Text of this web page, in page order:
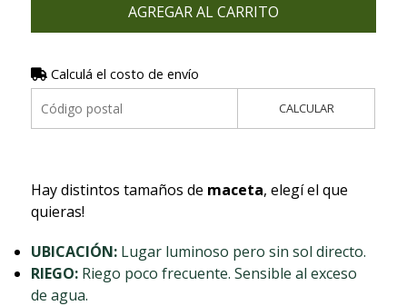
AGREGAR AL CARRITO
Calculá el costo de envío
CALCULAR
Hay distintos tamaños de maceta, elegí el que
quieras!
UBICACIÓN:Lugar luminoso pero sin sol directo.
RIEGO:Riego poco frecuente. Sensible al exceso
de agua.